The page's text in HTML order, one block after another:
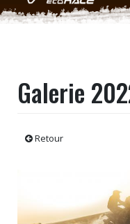
Galerie
Retour